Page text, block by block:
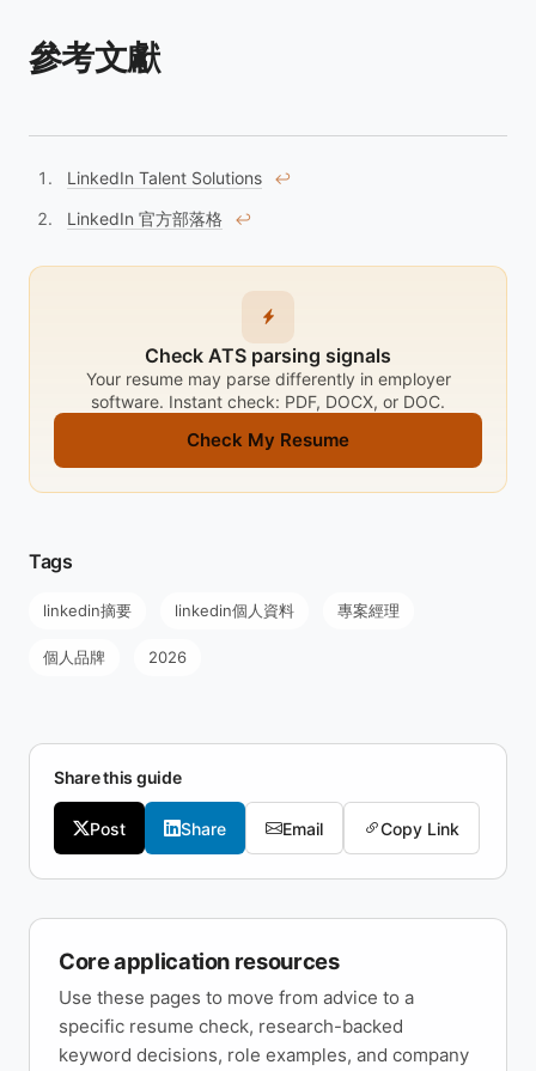
參考文獻
LinkedIn Talent Solutions ↩︎
LinkedIn 官方部落格 ↩︎
Check ATS parsing signals
Your resume may parse differently in employer
software. Instant check: PDF, DOCX, or DOC.
Check My Resume
Tags
linkedin摘要 linkedin個人資料 專案經理
個人品牌 2026
Share this guide
Post Share Email Copy Link
Core application resources
Use these pages to move from advice to a
specific resume check, research-backed
keyword decisions, role examples, and company